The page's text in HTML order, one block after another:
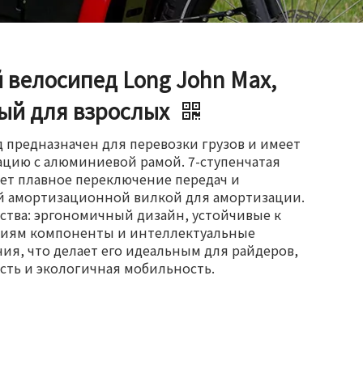
Long John Max,
для взрослых
предназначен для перевозки грузов и имеет
с алюминиевой рамой. 7-ступенчатая
плавное переключение передач и
вилкой для амортизации.
эргономичный дизайн, устойчивые к
компоненты и интеллектуальные
что делает его идеальным для райдеров,
и экологичная мобильность.